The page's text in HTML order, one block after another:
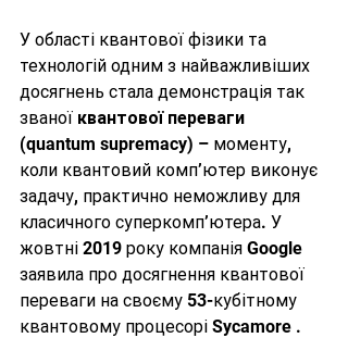
У області квантової фізики та
технологій одним з найважливіших
досягнень стала демонстрація так
званої квантової переваги
(quantum supremacy) – моменту,
коли квантовий комп’ютер виконує
задачу, практично неможливу для
класичного суперкомп’ютера. У
жовтні 2019 року компанія Google
заявила про досягнення квантової
переваги на своєму 53-кубітному
квантовому процесорі Sycamore .